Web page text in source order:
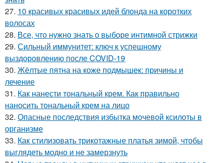
27. 10 красивых красивых идей блонда на коротких
волосах
28. Все, что нужно знать о выборе интимной стрижки
29. Сильный иммунитет: ключ к успешному
выздоровлению после COVID-19
30. Жёлтые пятна на коже подмышек: причины и
лечение
31. Как нанести тональный крем. Как правильно
наносить тональный крем на лицо
32. Опасные последствия избытка мочевой ксилоты в
организме
33. Как стилизовать трикотажные платья зимой, чтобы
выглядеть модно и не замерзнуть